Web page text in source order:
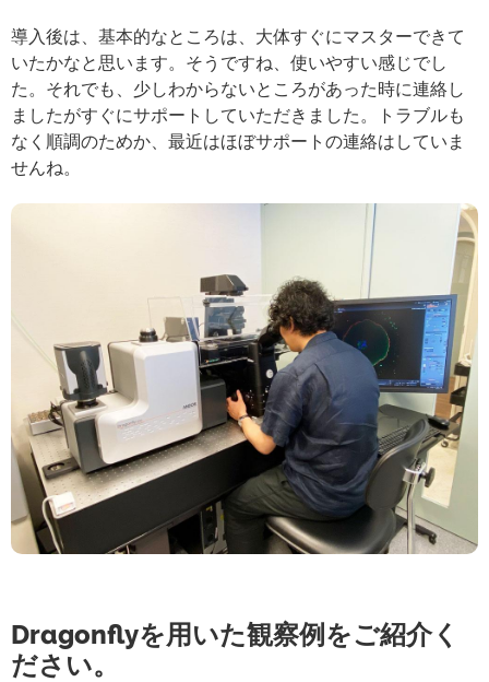
導入後は、基本的なところは、大体すぐにマスターできて
いたかなと思います。そうですね、使いやすい感じでし
た。それでも、少しわからないところがあった時に連絡し
ましたがすぐにサポートしていただきました。トラブルも
なく順調のためか、最近はほぼサポートの連絡はしていま
せんね。
Dragonflyを用いた観察例をご紹介く
ださい。